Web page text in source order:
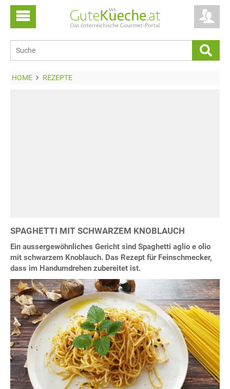
HOME REZEPTE
SPAGHETTI MIT SCHWARZEM KNOBLAUCH
Ein aussergewöhnliches Gericht sind Spaghetti aglio e olio
mit schwarzem Knoblauch. Das Rezept für Feinschmecker,
dass im Handumdrehen zubereitet ist.